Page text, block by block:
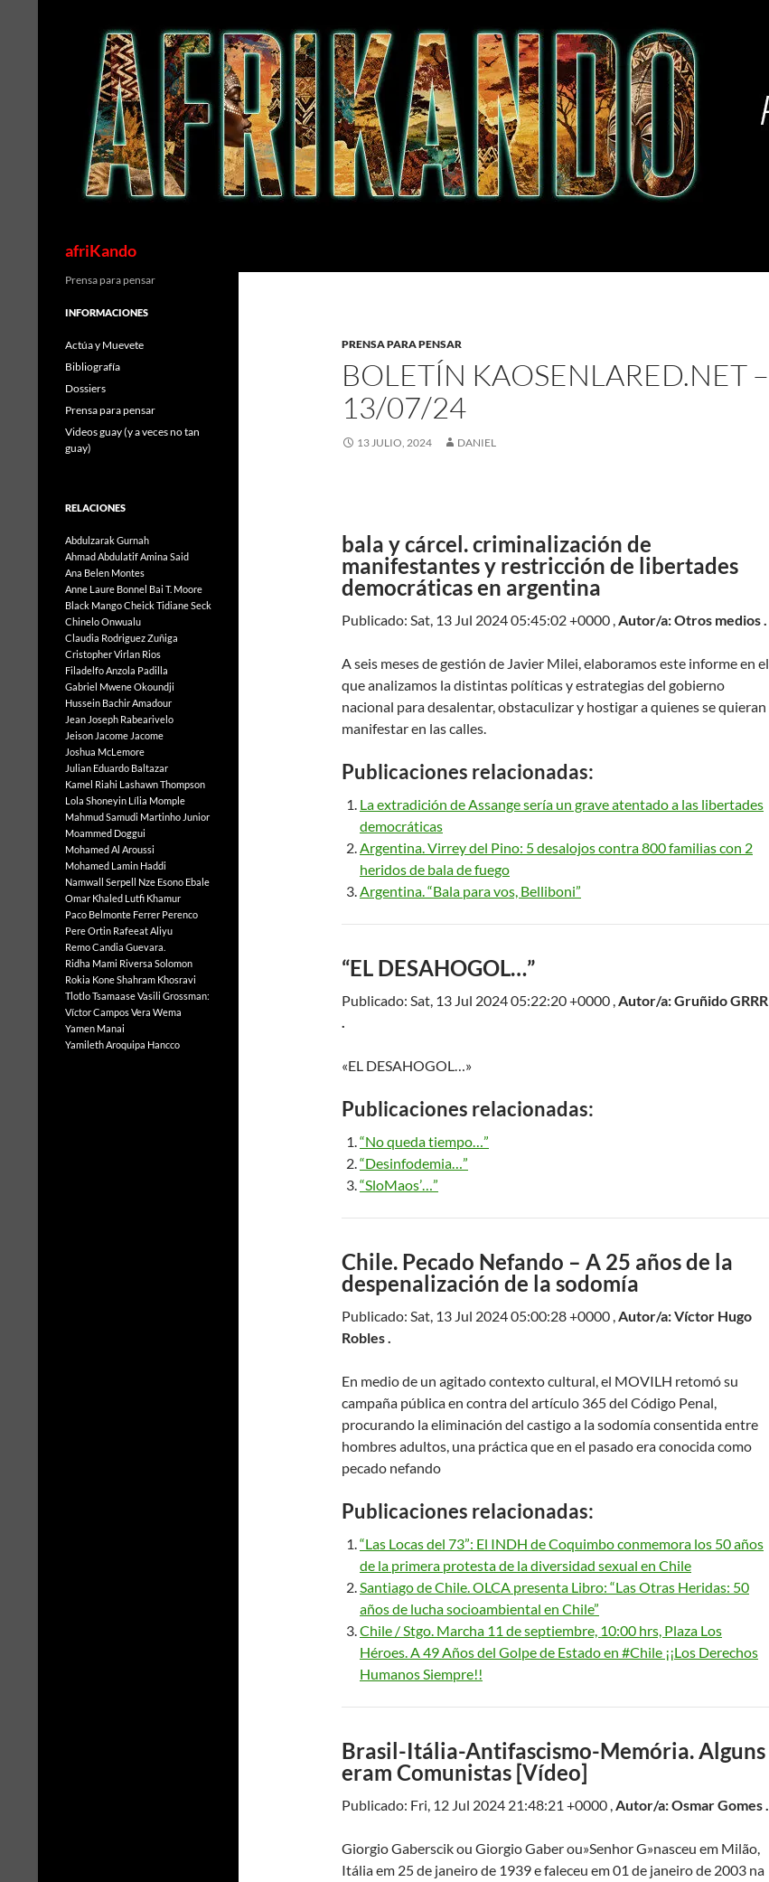
afriKando
PRENSA PARA PENSAR
BOLETÍN KAOSENLARED.NET –
13/07/24
13 JULIO, 2024 DANIEL
bala y cárcel. criminalización de
manifestantes y restricción de libertades
democráticas en argentina
Publicado: Sat, 13 Jul 2024 05:45:02 +0000 ,Autor/a: Otros medios .
A seis meses de gestión de Javier Milei, elaboramos este informe en el
que analizamos la distintas políticas y estrategias del gobierno
nacional para desalentar, obstaculizar y hostigar a quienes se quieran
manifestar en las calles.
Publicaciones relacionadas:
La extradición de Assange sería un grave atentado a las libertades
democráticas
Argentina. Virrey del Pino: 5 desalojos contra 800 familias con 2
heridos de bala de fuego
Argentina. “Bala para vos, Belliboni”
“EL DESAHOGOL…”
Publicado: Sat, 13 Jul 2024 05:22:20 +0000 ,Autor/a: Gruñido GRRR
.
«EL DESAHOGOL…»
Publicaciones relacionadas:
“No queda tiempo…”
“Desinfodemia…”
“SloMaos’…”
Chile. Pecado Nefando – A 25 años de la
despenalización de la sodomía
Publicado: Sat, 13 Jul 2024 05:00:28 +0000 ,Autor/a: Víctor Hugo
Robles .
En medio de un agitado contexto cultural, el MOVILH retomó su
campaña pública en contra del artículo 365 del Código Penal,
procurando la eliminación del castigo a la sodomía consentida entre
hombres adultos, una práctica que en el pasado era conocida como
pecado nefando
Publicaciones relacionadas:
“Las Locas del 73”: El INDH de Coquimbo conmemora los 50 años
de la primera protesta de la diversidad sexual en Chile
Santiago de Chile. OLCA presenta Libro: “Las Otras Heridas: 50
años de lucha socioambiental en Chile”
Chile / Stgo. Marcha 11 de septiembre, 10:00 hrs, Plaza Los
Héroes. A 49 Años del Golpe de Estado en #Chile ¡¡Los Derechos
Humanos Siempre!!
Brasil-Itália-Antifascismo-Memória. Alguns
eram Comunistas [Vídeo]
Publicado: Fri, 12 Jul 2024 21:48:21 +0000 ,Autor/a: Osmar Gomes .
Giorgio Gaberscik ou Giorgio Gaber ou»Senhor G»nasceu em Milão,
Itália em 25 de janeiro de 1939 e faleceu em 01 de janeiro de 2003 na
Prensa para pensar
INFORMACIONES
Actúa y Muevete
Bibliografía
Dossiers
Prensa para pensar
Videos guay (y a veces no tan
guay)
RELACIONES
Abdulzarak Gurnah
Ahmad AbdulatifAmina Said
Ana Belen Montes
Anne Laure Bonnel Bai T. Moore
Black MangoCheick Tidiane Seck
Chinelo Onwualu
Claudia Rodriguez Zuñiga
Cristopher Virlan Rios
Filadelfo Anzola Padilla
Gabriel Mwene Okoundji
Hussein Bachir Amadour
Jean Joseph Rabearivelo
Jeison Jacome Jacome
Joshua McLemore
Julian Eduardo Baltazar
Kamel Riahi Lashawn Thompson
Lola Shoneyin Lília Momple
Mahmud Samudi Martinho Junior
Moammed Doggui
Mohamed Al Aroussi
Mohamed Lamin Haddi
Namwall Serpell Nze Esono Ebale
Omar Khaled Lutfi Khamur
Paco Belmonte Ferrer Perenco
Pere Ortin Rafeeat Aliyu
Remo Candia Guevara.
Ridha Mami Riversa Solomon
Rokia KoneShahram Khosravi
Tlotlo TsamaaseVasili Grossman:
Víctor Campos Vera Wema
Yamen Manai
Yamileth Aroquipa Hancco